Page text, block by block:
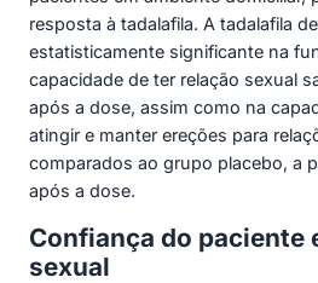
resposta à tadalafila. A tadalafila
estatisticamente significante na
capacidade de ter relação sexual
após a dose, assim como na
atingir e manter ereções para
comparados ao grupo placebo, a
após a dose.
Confiança do paciente
sexual